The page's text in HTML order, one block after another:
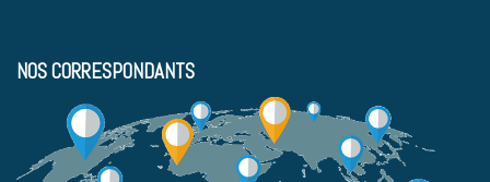
NOS CORRESPONDANTS